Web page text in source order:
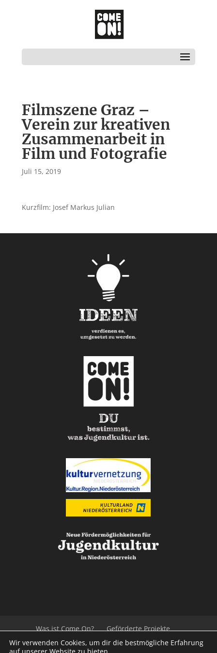
Filmszene Graz –
Verein zur kreativen
Zusammenarbeit in
Film und Fotografie
Juli 15, 2019
Kurzfilm: Josef Markus Julian
Was ist Come On?
Geförderte Projekte
Der Beirat
Impressum/Datenschutz
Links
Presse
Wir verwenden Cookies, um dir die bestmögliche Erfahrung